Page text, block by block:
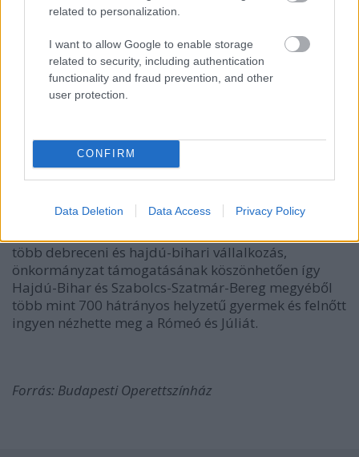
related to personalization.
I want to allow Google to enable storage
related to security, including authentication
functionality and fraud prevention, and other
user protection.
CONFIRM
Data Deletion Data Access Privacy Policy
Az Emberi Erőforrások Minisztériuma Társadalmi
több debreceni és hajdú-bihari vállalkozás,
önkormányzat támogatásának köszönhetően így
Hajdú-Bihar és Szabolcs-Szatmár-Bereg megyéből
több mint 700 hátrányos helyzetű gyermek és felnőtt
ingyen nézhette meg a Rómeó és Júliát.
Forrás: Budapesti Operettszínház